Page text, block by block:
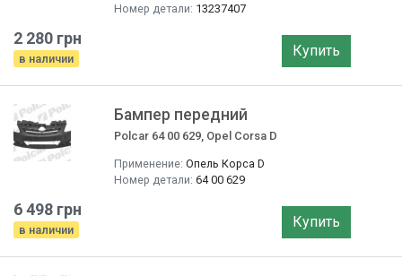
Номер детали: 13237407
2 280 грн
в наличии Купить
Бампер передний
Polcar 64 00 629, Opel Corsa D
Применение: Опель Корса D
Номер детали: 64 00 629
6 498 грн
в наличии Купить